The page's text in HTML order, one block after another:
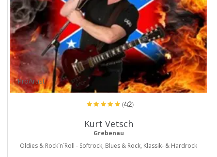
ProArtist
(42)
Kurt Vetsch
Grebenau
Oldies & Rock`n`Roll - Softrock, Blues & Rock, Klassik- & Hardrock